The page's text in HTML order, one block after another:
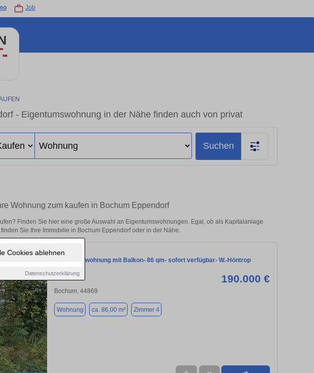
Cookies ablehnen
Datenschutzerklärung
Job
- Eigentumswohnung in der Nähe finden auch von privat
Suchen
Wohnung zum kaufen in Bochum Eppendorf
Finden Sie hier eine große Auswahl an Eigentumswohnungen. Egal, ob als Kapitalanlage
Sie Ihre Immobilie in Bochum Eppendorf oder in der Nähe.
Eigentumswohnung mit Balkon- 86 qm- sofort verfügbar- W.-Höntrop
190.000 €
Bochum, 44869
Wohnung ca. 86,00 m² Zimmer 4